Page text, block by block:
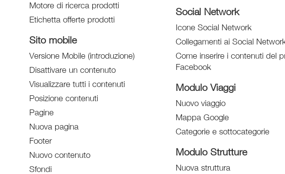
Motore di ricerca prodotti
Etichetta offerte prodotti
Sito mobile
Versione Mobile (introduzione)
Disattivare un contenuto
Visualizzare tutti i contenuti
Posizione contenuti
Pagine
Nuova pagina
Footer
Nuovo contenuto
Sfondi
Social Network
Icone Social Network
Collegamenti ai Social
Come inserire i contenuti del
Facebook
Modulo Viaggi
Nuovo viaggio
Mappa Google
Categorie e sottocategorie
Modulo Strutture
Nuova struttura